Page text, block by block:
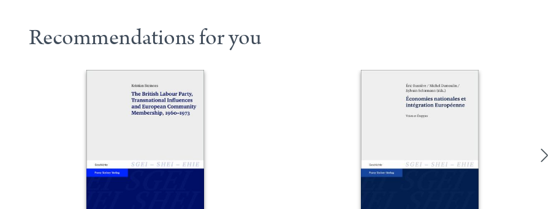
Recommendations for you